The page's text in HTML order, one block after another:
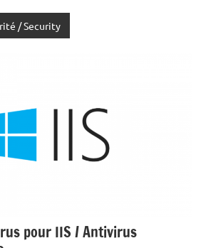
/ Security
pour IIS / Antivirus